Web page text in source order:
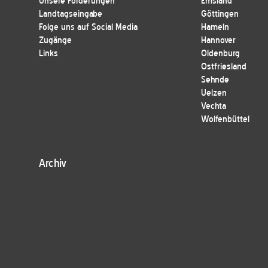
Landtagseingabe
Folge uns auf Social Media
Zugänge
Links
Göttingen
Hameln
Hannover
Oldenburg
Ostfriesland
Sehnde
Uelzen
Vechta
Wolfenbüttel
Archiv